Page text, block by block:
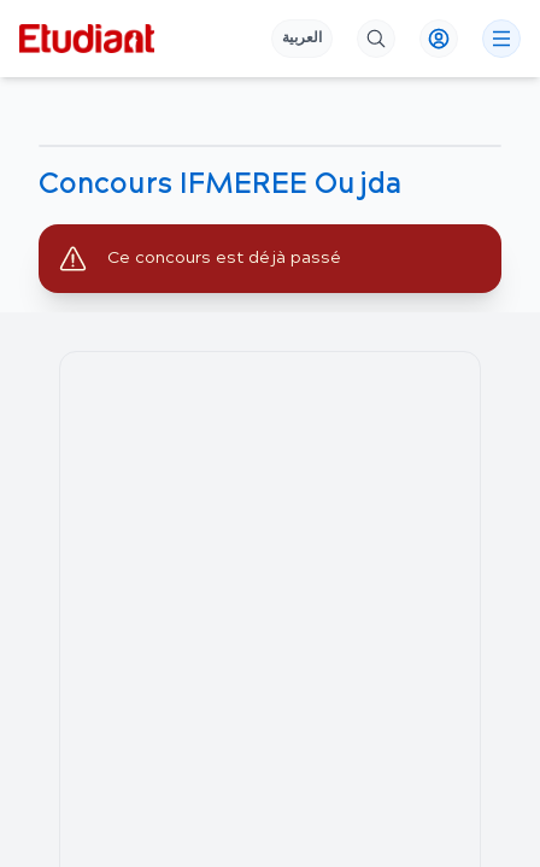
العربية
Concours IFMEREE Oujda
Ce concours est déjà passé